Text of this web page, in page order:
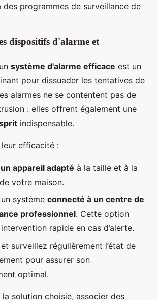
programmes de surveillance de
dispositifs d'alarme et
système d'alarme efficace est un
pour dissuader les tentatives de
alarmes ne se contentent pas de
: elles offrent également une
indispensable.
efficacité :
appareil adapté à la taille et à la
votre maison.
système connecté à un centre de
professionnel. Cette option
rapide en cas d’alerte.
surveillez régulièrement l’état de
pour assurer son
optimal.
la solution choisie, associer des